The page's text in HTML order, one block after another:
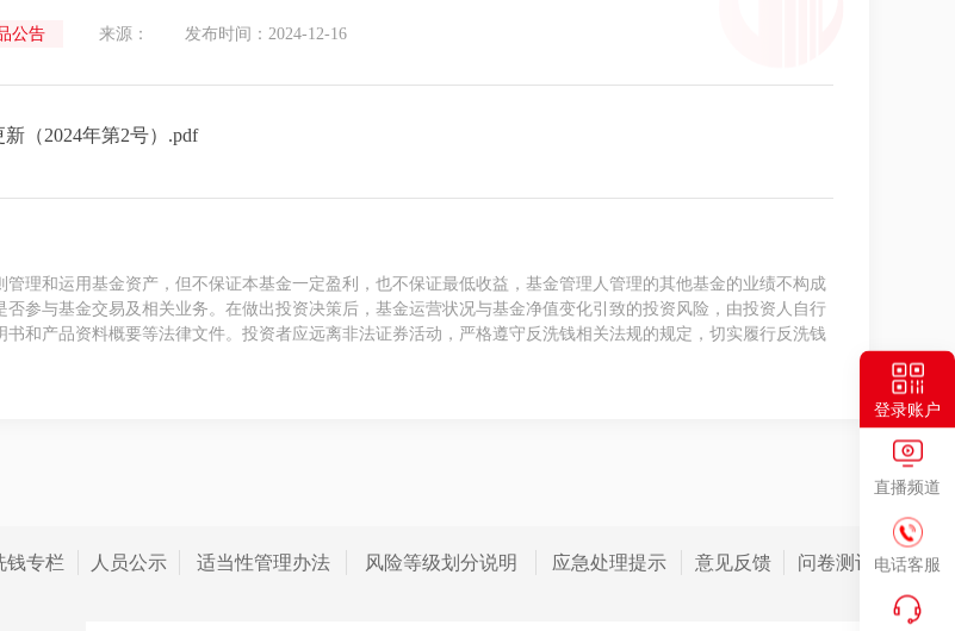
登录账户
直播频道
电话客服
公告 来源： 发布时间：2024-12-16
（2024年第2号）.pdf
理和运用基金资产，但不保证本基金一定盈利，也不保证最低收益，基金管理人管理的其他基金的业绩不构成
参与基金交易及相关业务。在做出投资决策后，基金运营状况与基金净值变化引致的投资风险，由投资人自行
和产品资料概要等法律文件。投资者应远离非法证券活动，严格遵守反洗钱相关法规的规定，切实履行反洗钱
钱专栏 人员公示 适当性管理办法 风险等级划分说明 应急处理提示 意见反馈 问卷测评